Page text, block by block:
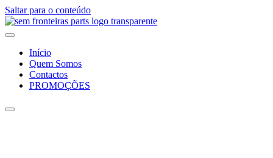
Saltar para o conteúdo
Início
Quem Somos
Contactos
PROMOÇÕES